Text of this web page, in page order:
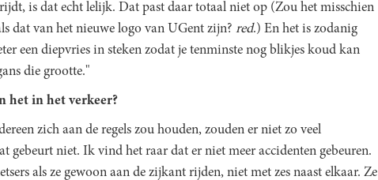
is dat echt lelijk. Dat past daar totaal niet op (Zou het misschien
dat van het nieuwe logo van UGent zijn? red.) En het is zodanig
een diepvries in steken zodat je tenminste nog blikjes koud kan
die grootte."
het in het verkeer?
zich aan de regels zou houden, zouden er niet zo veel
gebeurt niet. Ik vind het raar dat er niet meer accidenten gebeuren.
als ze gewoon aan de zijkant rijden, niet met zes naast elkaar. Ze